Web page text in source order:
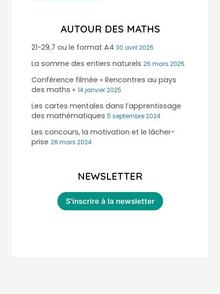
AUTOUR DES MATHS
21-29,7 ou le format A4 30 avril 2025
La somme des entiers naturels 26 mars 2025
Conférence filmée « Rencontres au pays
des maths » 14 janvier 2025
Les cartes mentales dans l’apprentissage
des mathématiques 5 septembre 2024
Les concours, la motivation et le lâcher-
prise 26 mars 2024
NEWSLETTER